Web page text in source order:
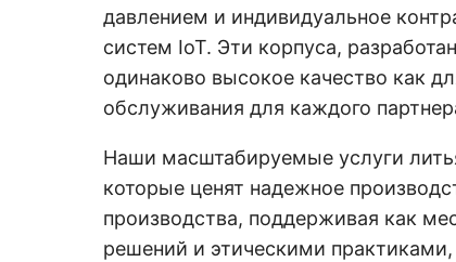
давлением и индивидуальное
систем IoT. Эти корпуса,
одинаково высокое качество как
обслуживания для каждого
Наши масштабируемые услуги
которые ценят надежное
производства, поддерживая как
решений и этическими